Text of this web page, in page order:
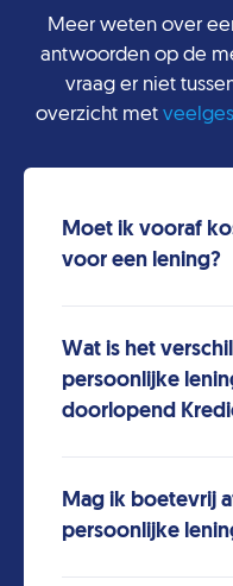
Meer weten over
antwoorden op de
vraag er niet
overzicht met
Moet ik vooraf
voor een lening?
Wat is het
persoonlijke
doorlopend
Mag ik boetevrij
persoonlijke